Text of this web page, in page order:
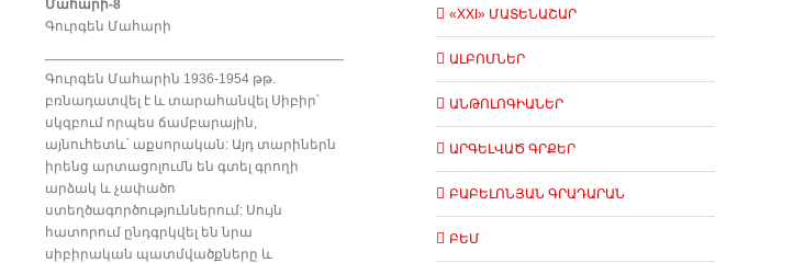
Մահարի-8
Գուրգեն Մահարի
Գուրգեն Մահարին 1936-1954 թթ.
բռնադատվել է և տարահանվել Սիբիր՝
սկզբում որպես ճամբարային,
այնուհետև՝ աքսորական: Այդ տարիներն
իրենց արտացոլումն են գտել գրողի
արձակ և չափածո
ստեղծագործություններում: Սույն
հատորում ընդգրկվել են նրա
սիբիրական պատմվածքները և
«XXI» ՄԱՏԵՆԱՇԱՐ
ԱԼԲՈՄՆԵՐ
ԱՆԹՈԼՈԳԻԱՆԵՐ
ԱՐԳԵԼՎԱԾ ԳՐՔԵՐ
ԲԱԲԵԼՈՆՅԱՆ ԳՐԱԴԱՐԱՆ
ԲԵՄ